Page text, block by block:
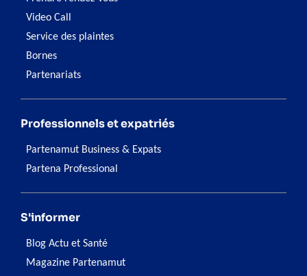
Video Call
Service des plaintes
Bornes
Partenariats
Professionnels et expatriés
Partenamut Business & Expats
Partena Professional
S'informer
Blog Actu et Santé
Magazine Partenamut